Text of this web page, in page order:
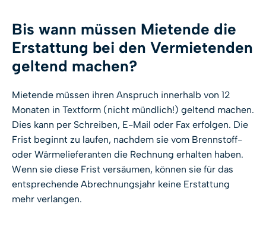
Bis wann müssen Mietende die
Erstattung bei den Vermietenden
geltend machen?
Mietende müssen ihren Anspruch innerhalb von 12
Monaten in Textform (nicht mündlich!) geltend machen.
Dies kann per Schreiben, E-Mail oder Fax erfolgen. Die
Frist beginnt zu laufen, nachdem sie vom Brennstoff-
oder Wärmelieferanten die Rechnung erhalten haben.
Wenn sie diese Frist versäumen, können sie für das
entsprechende Abrechnungsjahr keine Erstattung
mehr verlangen.